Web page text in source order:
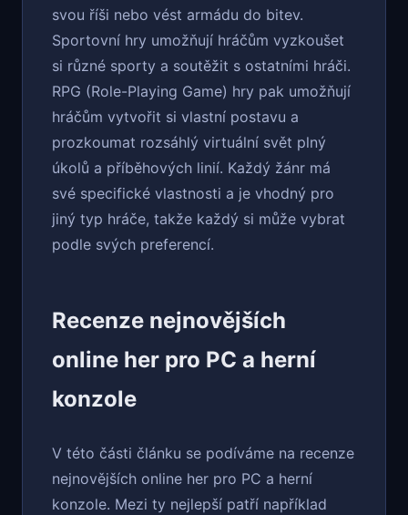
svou říši nebo vést armádu do bitev.
Sportovní hry umožňují hráčům vyzkoušet
si různé sporty a soutěžit s ostatními hráči.
RPG (Role-Playing Game) hry pak umožňují
hráčům vytvořit si vlastní postavu a
prozkoumat rozsáhlý virtuální svět plný
úkolů a příběhových linií. Každý žánr má
své specifické vlastnosti a je vhodný pro
jiný typ hráče, takže každý si může vybrat
podle svých preferencí.
Recenze nejnovějších
online her pro PC a herní
konzole
V této části článku se podíváme na recenze
nejnovějších online her pro PC a herní
konzole. Mezi ty nejlepší patří například